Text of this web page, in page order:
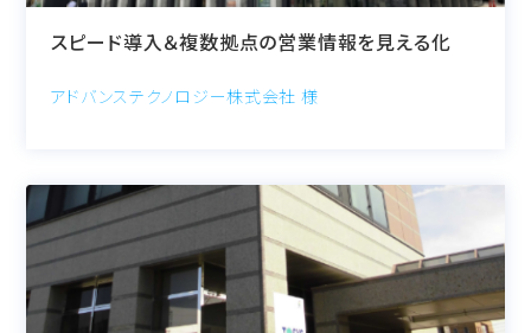
スピード導入＆複数拠点の営業情報を見える化
アドバンステクノロジー株式会社 様